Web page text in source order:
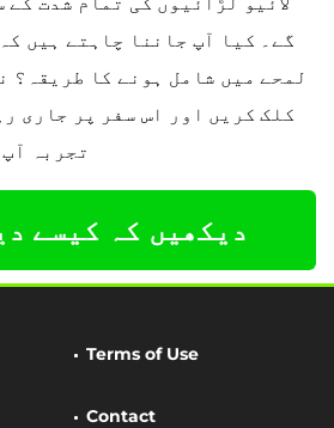
گے۔ کیا آپ جاننا چاہتے ہیں
لمحے میں شامل ہونے کا طریقہ؟
کلک کریں اور اس سفر پر جاری
تجربہ
دیکھیں کہ کیسے
Terms of Use
Contact